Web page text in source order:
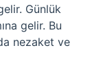
Günlük
gelir. Bu
nezaket ve